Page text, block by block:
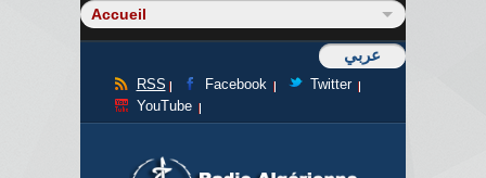
عربي
RSS Facebook
Twitter
YouTube